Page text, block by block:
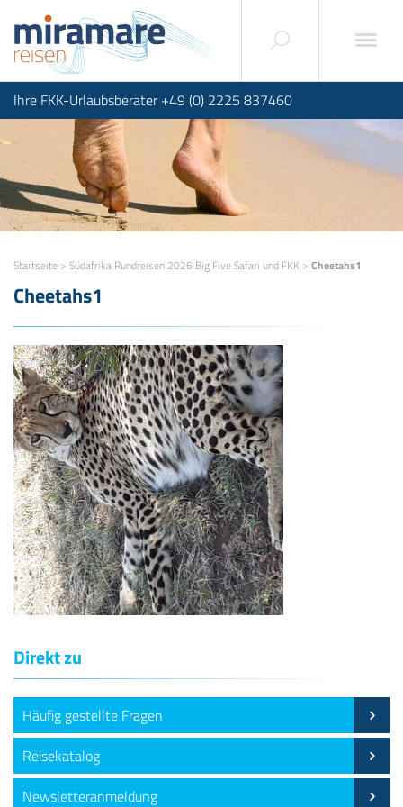
Ihre FKK-Urlaubsberater +49 (0) 2225 837460
Startseite > Südafrika Rundreisen 2026 Big Five Safari und FKK > Cheetahs1
Cheetahs1
Direkt zu
Häufig gestellte Fragen
Reisekatalog
Newsletteranmeldung